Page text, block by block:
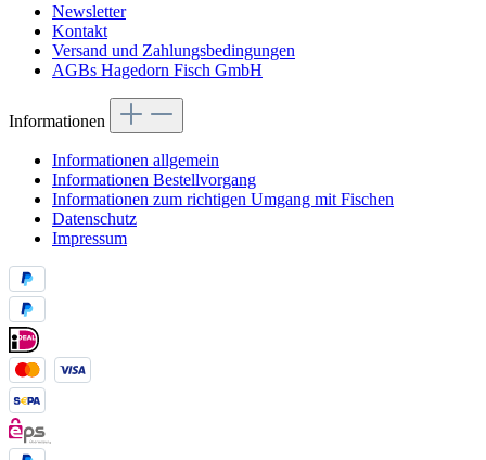
Newsletter
Kontakt
Versand und Zahlungsbedingungen
AGBs Hagedorn Fisch GmbH
Informationen
Informationen allgemein
Informationen Bestellvorgang
Informationen zum richtigen Umgang mit Fischen
Datenschutz
Impressum